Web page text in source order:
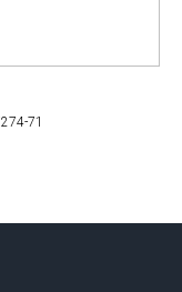
71